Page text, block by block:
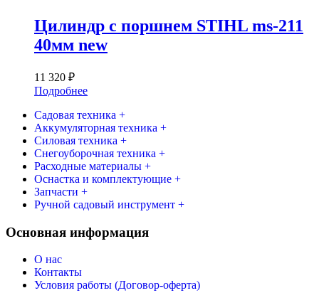
Цилиндр с поршнем STIHL ms-211
40мм new
11 320 ₽
Подробнее
Садовая техника +
Аккумуляторная техника +
Силовая техника +
Снегоуборочная техника +
Расходные материалы +
Оснастка и комплектующие +
Запчасти +
Ручной садовый инструмент +
Основная информация
О нас
Контакты
Условия работы (Договор-оферта)